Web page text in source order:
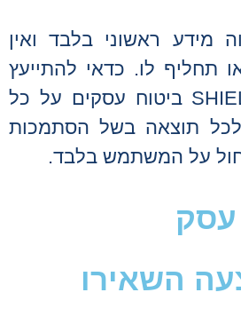
מידע ראשוני בלבד ואין
תחליף לו. כדאי להתייעץ
עם הצוות של SHIELD ביטוח עסקים על כל
תוצאה בשל הסתמכות
על המשתמש בלבד.
עסק
השאירו